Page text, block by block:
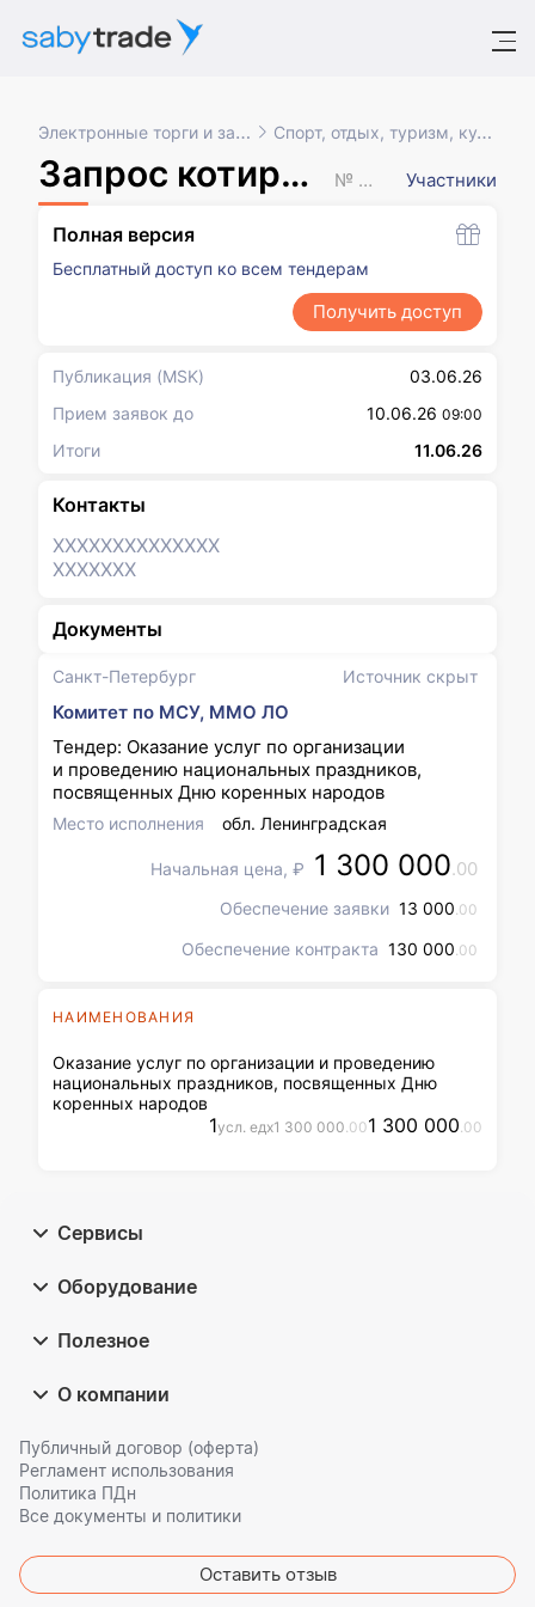
Электронные торги и закупки Спорт, отдых, туризм, культура
Запрос котировок в электронной форме № XXXXXXX Участники
Санкт-Петербург Источник скрыт
Комитет по МСУ, ММО ЛО
Тендер: Оказание услуг по организации
и проведению национальных праздников,
посвященных Дню коренных народов
Место исполнения обл. Ленинградская
Начальная цена, ₽ 1 300 000.00
Обеспечение заявки 13 000.00
Обеспечение контракта 130 000.00
НАИМЕНОВАНИЯ
Оказание услуг по организации и проведению
национальных праздников, посвященных Дню
коренных народов
1усл. едx1 300 000.001 300 000.00
Полная версия
Бесплатный доступ ко всем тендерам
Получить доступ
Публикация (MSK)
03.06.26
Прием заявок до
10.06.26 09:00
Итоги 11.06.26
Контакты
XXXXXXXXXXXXXX
XXXXXXX
Документы
Сервисы
Оборудование
Полезное
О компании
Публичный договор (оферта)
Регламент использования
Политика ПДн
Все документы и политики
Оставить отзыв